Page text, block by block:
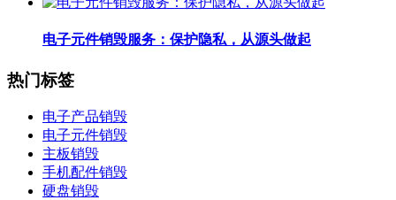
电子元件销毁服务：保护隐私，从源头做起
热门标签
电子产品销毁
电子元件销毁
主板销毁
手机配件销毁
硬盘销毁